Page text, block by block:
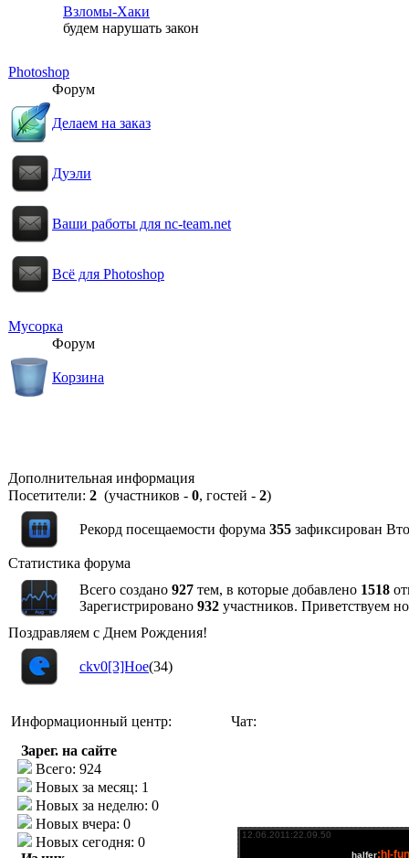
Взломы-Хаки
будем нарушать закон
Photoshop
Форум
Делаем на заказ
Дуэли
Ваши работы для nc-team.net
Всё для Photoshop
Мусорка
Форум
Корзина
Дополнительная информация
Посетители: 2 (участников - 0, гостей - 2)
Рекорд посещаемости форума 355 зафиксирован
Статистика форума
Всего создано 927 тем, в которые добавлено 1518
Зарегистрировано 932 участников. Приветствуем
Поздравляем с Днем Рождения!
ckv0[3]Hoe(34)
Информационный центр:
Чат:
Зарег. на сайте
Всего: 924
Новых за месяц: 1
Новых за неделю: 0
Новых вчера: 0
Новых сегодня: 0